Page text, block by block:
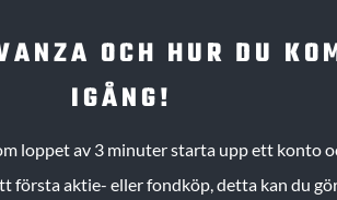
OCH HUR DU
IGÅNG!
loppet av 3 minuter starta upp ett konto
första aktie- eller fondköp, detta kan du